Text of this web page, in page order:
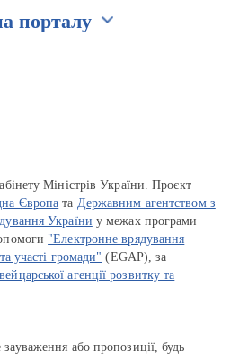
порталу
Міністрів України. Проєкт
Європа та Державним агентством з
України у межах програми
"Електронне врядування
участі громади" (EGAP), за
агенції розвитку та
або пропозиції, будь